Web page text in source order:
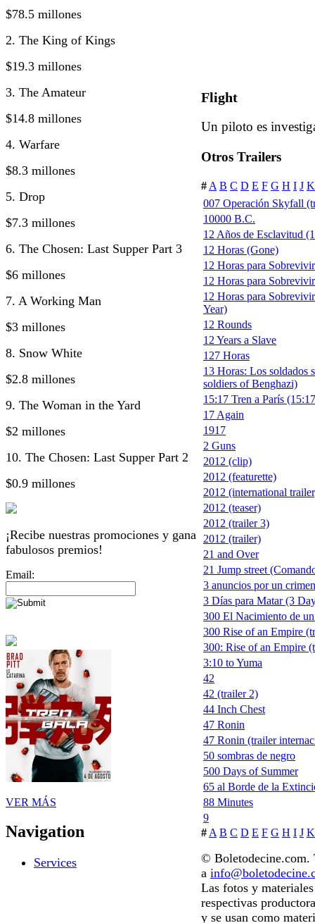
$78.5 millones
2. The King of Kings
$19.3 millones
3. The Amateur
$14.8 millones
4. Warfare
$8.3 millones
5. Drop
$7.3 millones
6. The Chosen: Last Supper Part 3
$6 millones
7. A Working Man
$3 millones
8. Snow White
$2.8 millones
9. The Woman in the Yard
$2 millones
10. The Chosen: Last Supper Part 2
$0.9 millones
¡Recibe nuestras promociones y gana
fabulosos premios!
Email:
VER MÁS
Navigation
Services
Flight
Un piloto es
Otros Trailers
# A B C D E F G H I J K
007 Operación Skyfall
10000 B.C.
12 Años de Esclavitud
12 Horas (Gone)
12 Horas para
12 Horas para
12 Horas para
Year)
12 Rounds
12 Years a Slave
127 Horas
13 Horas: Los soldados
soldiers of Benghazi)
15:17 Tren a París
17 Again
1917
2 Guns
2012 (clip)
2012 (featurette)
2012 (international
2012 (teaser)
2012 (trailer 3)
2012 (trailer)
21 and Over
21 Jump street
3 anuncios por un
3 Días para Matar (3
300 El Nacimiento de
300 Rise of an Empire
300: Rise of an Empire
3:10 to Yuma
42
42 (trailer 2)
44 Inch Chest
47 Ronin
47 Ronin (trailer
50 sombras de negro
500 Days of Summer
65 al Borde de la
88 Minutes
9
# A B C D E F G H I J K
© Boletodecine.com.
a
Las fotos y
respectivas
y se usan como